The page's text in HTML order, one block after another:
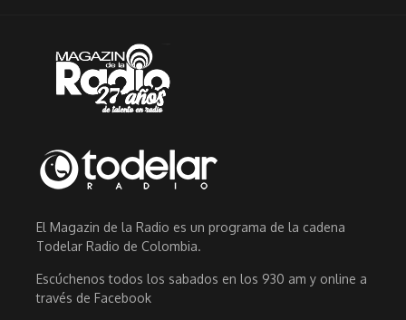
El Magazin de la Radio es un programa de la cadena
Todelar Radio de Colombia.
Escúchenos todos los sabados en los 930 am y online a
través de Facebook